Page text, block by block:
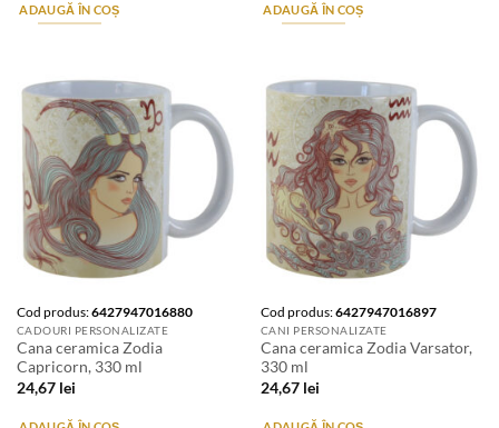
ADAUGĂ ÎN COȘ ADAUGĂ ÎN COȘ
Cod produs:6427947016880
CADOURI PERSONALIZATE
Cana ceramica Zodia
Capricorn, 330 ml
24,67 lei
Cod produs:6427947016897
CANI PERSONALIZATE
Cana ceramica Zodia Varsator,
330 ml
24,67 lei